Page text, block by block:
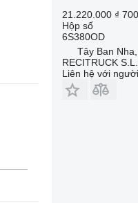
21.220.000 ₫
Hộp số
6S380OD
Tây Ban
RECITRUCK S.L.
Liên hệ với